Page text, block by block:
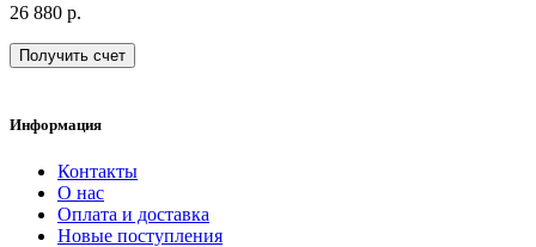
26 880 р.
Получить счет
Информация
Контакты
О нас
Оплата и доставка
Новые поступления